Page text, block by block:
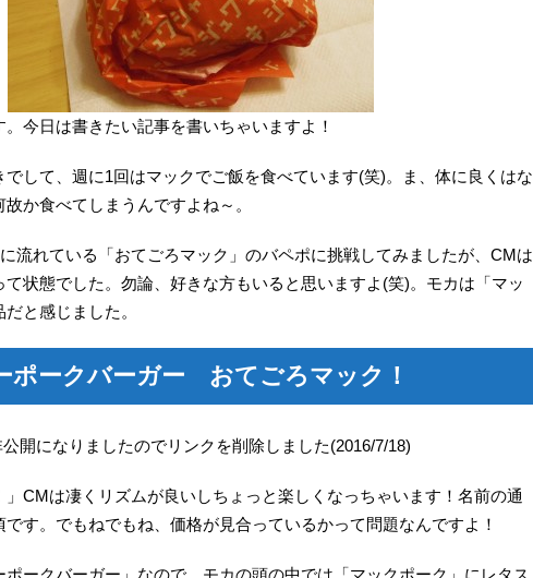
今日は書きたい記事を書いちゃいますよ！
して、週に1回はマックでご飯を食べています(笑)。ま、体に良くはな
か食べてしまうんですよね～。
流れている「おてごろマック」のバペポに挑戦してみましたが、CMは
状態でした。勿論、好きな方もいると思いますよ(笑)。モカは「マッ
と感じました。
ポークバーガー おてごろマック！
開になりましたのでリンクを削除しました(2016/7/18)
」CMは凄くリズムが良いしちょっと楽しくなっちゃいます！名前の通
です。でもねでもね、価格が見合っているかって問題なんですよ！
ークバーガー」なので、モカの頭の中では「マックポーク」にレタス